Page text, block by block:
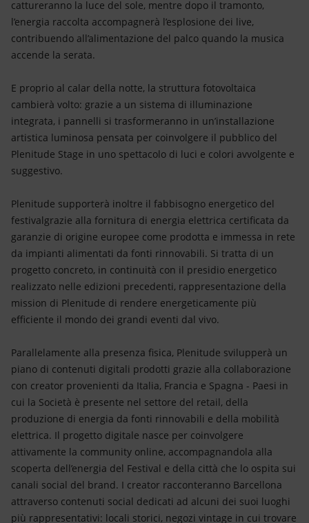
cattureranno la luce del sole, mentre dopo il tramonto,
l’energia raccolta accompagnerà l’esplosione dei live,
contribuendo all’alimentazione del palco quando la musica
accende la serata.
E proprio al calar della notte, la struttura fotovoltaica
cambierà volto: grazie a un sistema di illuminazione
integrata, i pannelli si trasformeranno in un’installazione
artistica luminosa pensata per coinvolgere il pubblico del
Plenitude Stage in uno spettacolo di luci e colori avvolgente e
suggestivo.
Plenitude supporterà inoltre il fabbisogno energetico del
festivalgrazie alla fornitura di energia elettrica certificata da
garanzie di origine europee come prodotta e immessa in rete
da impianti alimentati da fonti rinnovabili. Si tratta di un
progetto concreto, in continuità con il presidio energetico
realizzato nelle edizioni precedenti, rappresentazione della
mission di Plenitude di rendere energeticamente più
efficiente il mondo dei grandi eventi dal vivo.
Parallelamente alla presenza fisica, Plenitude svilupperà un
piano di contenuti digitali prodotti grazie alla collaborazione
con creator provenienti da Italia, Francia e Spagna - Paesi in
cui la Società è presente nel settore del retail, della
produzione di energia da fonti rinnovabili e della mobilità
elettrica. Il progetto digitale nasce per coinvolgere
attivamente la community online, accompagnandola alla
scoperta dell’energia del Festival e della città che lo ospita sui
canali social del brand. I creator racconteranno Barcellona
attraverso contenuti social dedicati ad alcuni dei suoi luoghi
più rappresentativi: locali storici, negozi vintage in cui trovare